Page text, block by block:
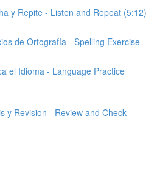
y Repite - Listen and Repeat (5:12)
de Ortografía - Spelling Exercise
el Idioma - Language Practice
y Revision - Review and Check